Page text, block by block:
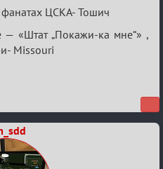
фанатах ЦСКА- Тошич
«Штат „Покажи-ка мне“» ,
Missouri